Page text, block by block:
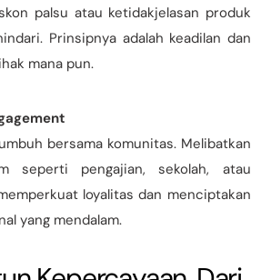
palsu atau ketidakjelasan produk
Prinsipnya adalah keadilan dan
mana pun.
bersama komunitas. Melibatkan
seperti pengajian, sekolah, atau
loyalitas dan menciptakan
yang mendalam.